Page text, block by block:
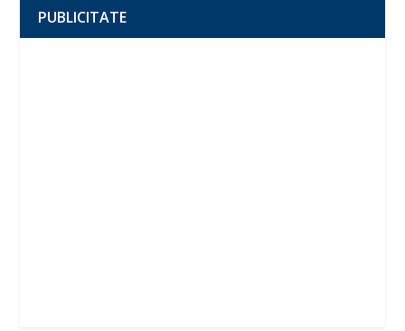
PUBLICITATE